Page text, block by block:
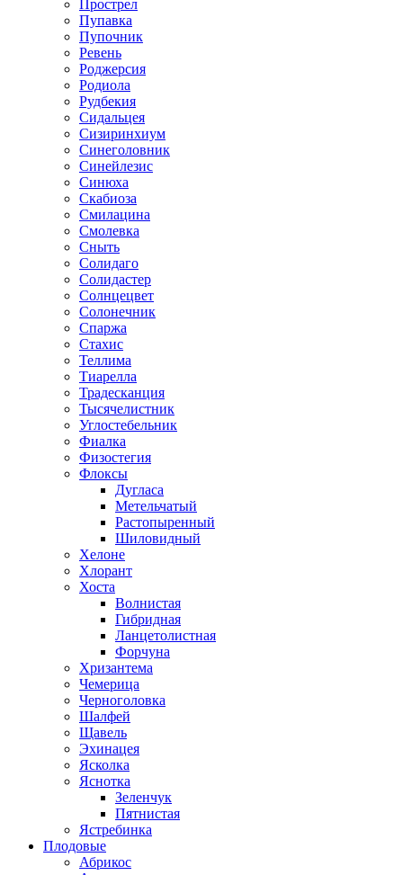
Прострел
Пупавка
Пупочник
Ревень
Роджерсия
Родиола
Рудбекия
Сидальцея
Сизиринхиум
Синеголовник
Синейлезис
Синюха
Скабиоза
Смилацина
Смолевка
Сныть
Солидаго
Солидастер
Солнцецвет
Солонечник
Спаржа
Стахис
Теллима
Тиарелла
Традесканция
Тысячелистник
Углостебельник
Фиалка
Физостегия
Флоксы
Дугласа
Метельчатый
Растопыренный
Шиловидный
Хелоне
Хлорант
Хоста
Волнистая
Гибридная
Ланцетолистная
Форчуна
Хризантема
Чемерица
Черноголовка
Шалфей
Щавель
Эхинацея
Ясколка
Яснотка
Зеленчук
Пятнистая
Ястребинка
Плодовые
Абрикос